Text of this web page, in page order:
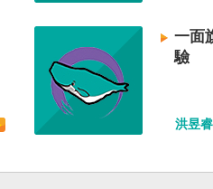
一面
驗
洪昱睿